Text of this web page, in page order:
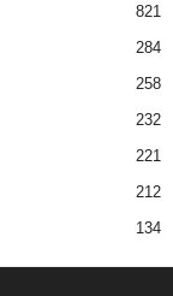
821
284
258
232
221
212
134